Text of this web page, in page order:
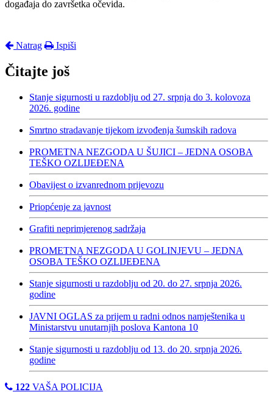
događaja do završetka očevida.
Natrag Ispiši
Čitajte još
Stanje sigurnosti u razdoblju od 27. srpnja do 3. kolovoza
2026. godine
Smrtno stradavanje tijekom izvođenja šumskih radova
PROMETNA NEZGODA U ŠUJICI – JEDNA OSOBA
TEŠKO OZLIJEĐENA
Obavijest o izvanrednom prijevozu
Priopćenje za javnost
Grafiti neprimjerenog sadržaja
PROMETNA NEZGODA U GOLINJEVU – JEDNA
OSOBA TEŠKO OZLIJEĐENA
Stanje sigurnosti u razdoblju od 20. do 27. srpnja 2026.
godine
JAVNI OGLAS za prijem u radni odnos namještenika u
Ministarstvu unutarnjih poslova Kantona 10
Stanje sigurnosti u razdoblju od 13. do 20. srpnja 2026.
godine
122 VAŠA POLICIJA